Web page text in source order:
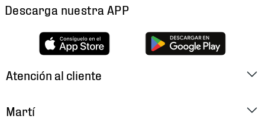
Descarga nuestra APP
Atención al cliente
Martí